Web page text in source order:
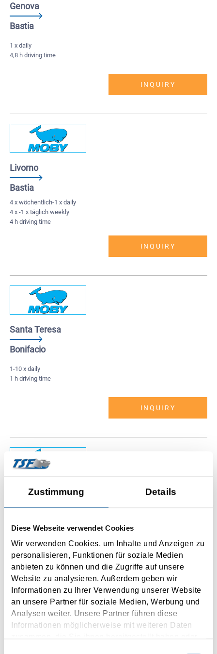
Zustimmung Details
Diese Webseite verwendet Cookies
Wir verwenden Cookies, um Inhalte und Anzeigen zu
personalisieren, Funktionen für soziale Medien
anbieten zu können und die Zugriffe auf unsere
Website zu analysieren. Außerdem geben wir
Informationen zu Ihrer Verwendung unserer Website
an unsere Partner für soziale Medien, Werbung und
Analysen weiter. Unsere Partner führen diese
Informationen möglicherweise mit weiteren Daten
Genova
Bastia
1 x daily
4,8 h driving time
INQUIRY
Livorno
Bastia
4 x wöchentlich-1 x daily
4 x -1 x täglich weekly
4 h driving time
INQUIRY
Santa Teresa
Bonifacio
1-10 x daily
1 h driving time
INQUIRY
Olbia
Civitavecchia
4-14 x weekly
5-10 h driving time
INQUIRY